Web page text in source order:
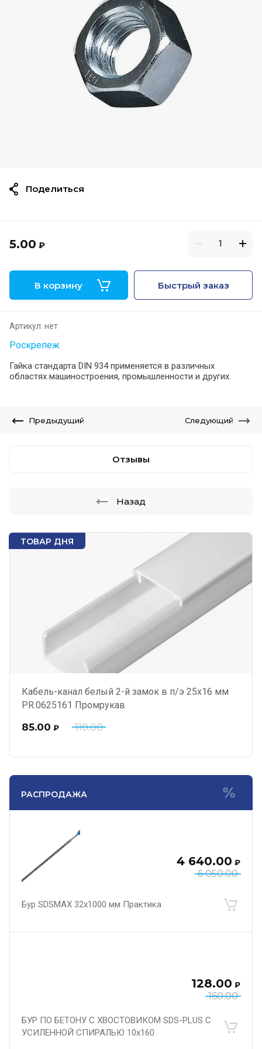
ТОВАР ДНЯ
Кабель-канал белый 2-й замок в п/э 25х16 мм
PR.0625161 Промрукав
110.00
85.00 ₽
РАСПРОДАЖА
6 050.00
4 640.00 ₽
Бур SDSMAX 32х1000 мм Практика
160.00
128.00 ₽
БУР ПО БЕТОНУ С ХВОСТОВИКОМ SDS-PLUS С
УСИЛЕННОЙ СПИРАЛЬЮ 10х160
5.00 ₽
В корзину Быстрый заказ
Артикул: нет
Роскрепеж
Гайка стандарта DIN 934 применяется в различных
областях машиностроения, промышленности и других.
Поделиться
Предыдущий Следующий
Отзывы
Назад